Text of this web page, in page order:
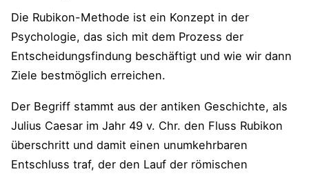
Die Rubikon-Methode ist ein Konzept in der
Psychologie, das sich mit dem Prozess der
Entscheidungsfindung beschäftigt und wie wir dann
Ziele bestmöglich erreichen.
Der Begriff stammt aus der antiken Geschichte, als
Julius Caesar im Jahr 49 v. Chr. den Fluss Rubikon
überschritt und damit einen unumkehrbaren
Entschluss traf, der den Lauf der römischen